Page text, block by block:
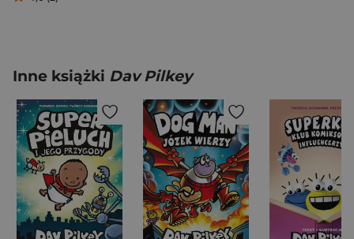
Inne książki Dav Pilkey